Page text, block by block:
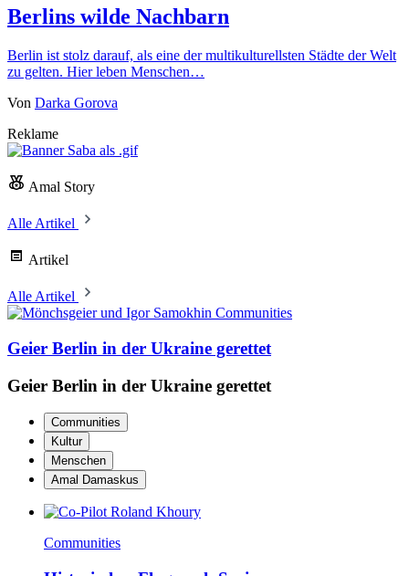
Berlins wilde Nachbarn
Berlin ist stolz darauf, als eine der multikulturellsten Städte der Welt
zu gelten. Hier leben Menschen…
Von Darka Gorova
Reklame
Amal Story
Alle Artikel
Artikel
Alle Artikel
Communities
Geier Berlin in der Ukraine gerettet
Geier Berlin in der Ukraine gerettet
Communities
Kultur
Menschen
Amal Damaskus
Communities